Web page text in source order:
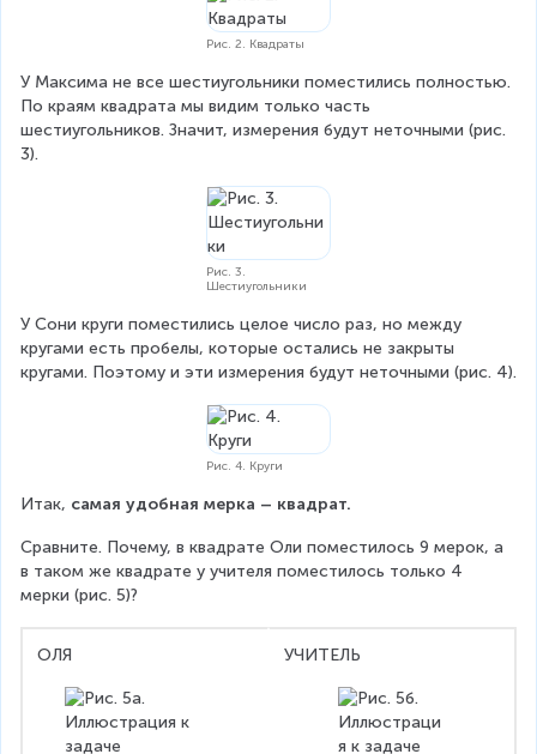
Рис. 2. Квадраты
У Максима не все шестиугольники поместились полностью.
По краям квадрата мы видим только часть
шестиугольников. Значит, измерения будут неточными (рис.
3).
Рис. 3.
Шестиугольники
У Сони круги поместились целое число раз, но между
кругами есть пробелы, которые остались не закрыты
кругами. Поэтому и эти измерения будут неточными (рис. 4).
Рис. 4. Круги
Итак, самая удобная мерка – квадрат.
Сравните. Почему, в квадрате Оли поместилось 9 мерок, а
в таком же квадрате у учителя поместилось только 4
мерки (рис. 5)?
ОЛЯ УЧИТЕЛЬ